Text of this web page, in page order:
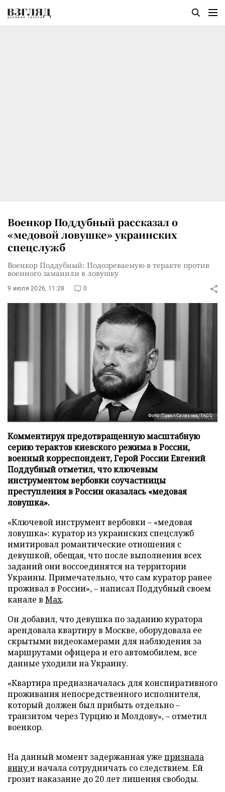
Военкор Поддубный рассказал о
«медовой ловушке» украинских
спецслужб
Военкор Поддубный: Подозреваемую в теракте против
военного заманили в ловушку
9 июля 2026, 11:28 0
Фото: Павел Селезнев/ТАСС
Комментируя предотвращенную масштабную
серию терактов киевского режима в России,
военный корреспондент, Герой России Евгений
Поддубный отметил, что ключевым
инструментом вербовки соучастницы
преступления в России оказалась «медовая
ловушка».
«Ключевой инструмент вербовки – «медовая
ловушка»: куратор из украинских спецслужб
имитировал романтические отношения с
девушкой, обещая, что после выполнения всех
заданий они воссоединятся на территории
Украины. Примечательно, что сам куратор ранее
проживал в России», – написал Поддубный своем
канале в Max.
Он добавил, что девушка по заданию куратора
арендовала квартиру в Москве, оборудовала ее
скрытыми видеокамерами для наблюдения за
маршрутами офицера и его автомобилем, все
данные уходили на Украину.
«Квартира предназначалась для конспиративного
проживания непосредственного исполнителя,
который должен был прибыть отдельно –
транзитом через Турцию и Молдову», – отметил
военкор.
На данный момент задержанная уже признала
винуи начала сотрудничать со следствием. Ей
грозит наказание до 20 лет лишения свободы.